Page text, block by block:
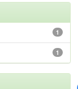
1
1